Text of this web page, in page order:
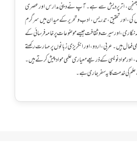
بھنجن، اترپردیش سے ہے۔ آپ نے دینی مدارس اور عصری
اور تحقیق، تدریس، ادب و تحریر کے میدان میں سرگرم
اور سیرت و ثقافت جیسے موضوعات پر خامہ فرسائی کے
فعال ہیں۔ عربی، اردو، اور انگریزی زبانوں پر مہارت رکھتے
مواد نویسی کے ذریعے معیاری علمی مواد پیش کرتے ہیں۔
کی خدمت کا یہ سفر جاری ہے۔